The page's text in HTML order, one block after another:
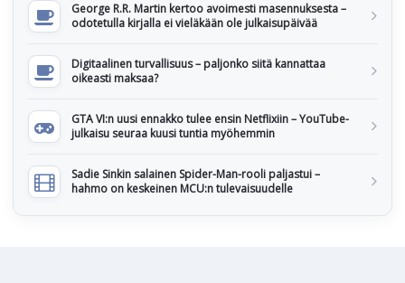
George R.R. Martin kertoo avoimesti masennuksesta –
odotetulla kirjalla ei vieläkään ole julkaisupäivää
Digitaalinen turvallisuus – paljonko siitä kannattaa
oikeasti maksaa?
GTA VI:n uusi ennakko tulee ensin Netflixiin – YouTube-
julkaisu seuraa kuusi tuntia myöhemmin
Sadie Sinkin salainen Spider-Man-rooli paljastui –
hahmo on keskeinen MCU:n tulevaisuudelle